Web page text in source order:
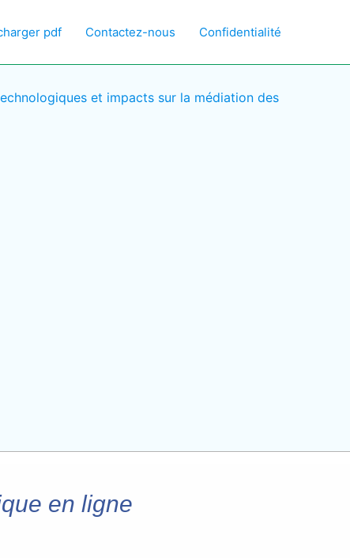
pdf Contactez-nous Confidentialité
et impacts sur la médiation des
en ligne